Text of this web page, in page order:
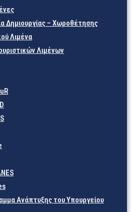
Δημιουργίας – Χωροθέτησης
Λιμένα
Λιμένων
Ανάπτυξης του Υπουργείου